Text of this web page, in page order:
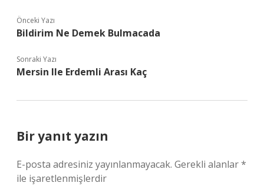
Önceki Yazı
Bildirim Ne Demek Bulmacada
Sonraki Yazı
Mersin Ile Erdemli Arası Kaç
Bir yanıt yazın
E-posta adresiniz yayınlanmayacak. Gerekli alanlar*
ile işaretlenmişlerdir